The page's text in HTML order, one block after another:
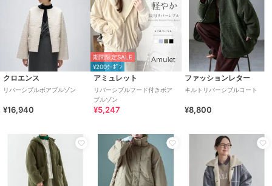
クロエンス
リバーシブルボアブルゾン
¥16,940
期間限定SALE
¥200ｸｰﾎﾟﾝ
アミュレット
リバーシブルフード付きボア
ブルゾン
¥5,247
ファッションレター
キルトリバーシブルコート
¥8,800